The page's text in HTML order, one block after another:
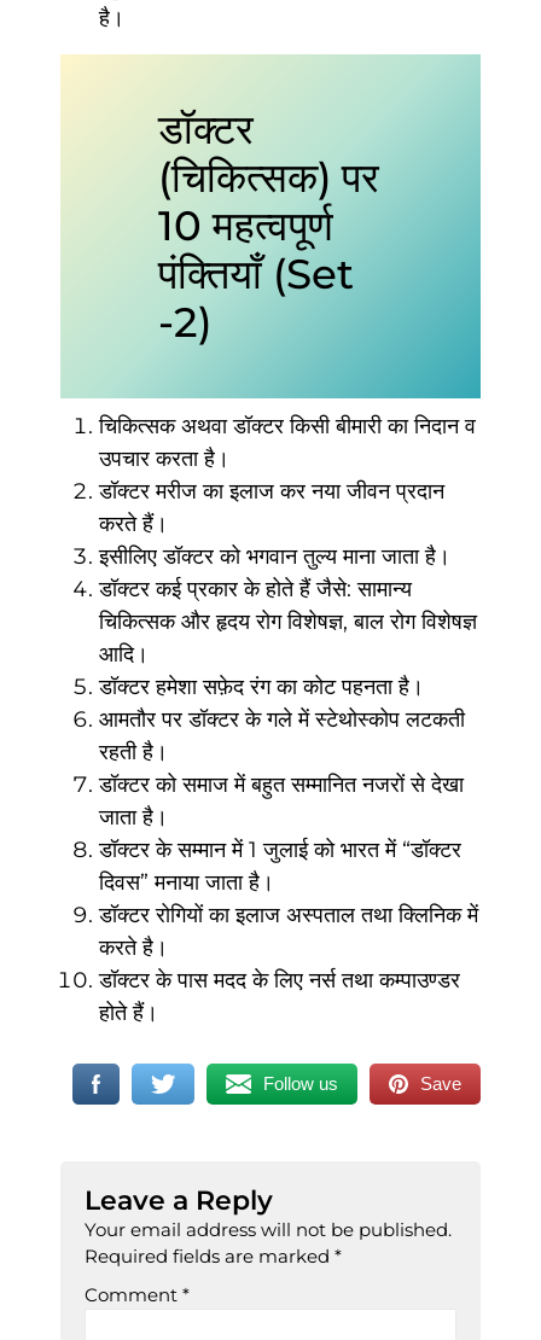
है।
डॉक्टर
(चिकित्सक) पर
10 महत्वपूर्ण
पंक्तियाँ (Set
-2)
चिकित्सक अथवा डॉक्टर किसी बीमारी का निदान व
उपचार करता है।
डॉक्टर मरीज का इलाज कर नया जीवन प्रदान
करते हैं।
इसीलिए डॉक्टर को भगवान तुल्य माना जाता है।
डॉक्टर कई प्रकार के होते हैं जैसे: सामान्य
चिकित्सक और हृदय रोग विशेषज्ञ, बाल रोग विशेषज्ञ
आदि।
डॉक्टर हमेशा सफ़ेद रंग का कोट पहनता है।
आमतौर पर डॉक्टर के गले में स्टेथोस्कोप लटकती
रहती है।
डॉक्टर को समाज में बहुत सम्मानित नजरों से देखा
जाता है।
डॉक्टर के सम्मान में 1 जुलाई को भारत में “डॉक्टर
दिवस” मनाया जाता है।
डॉक्टर रोगियों का इलाज अस्पताल तथा क्लिनिक में
करते है।
डॉक्टर के पास मदद के लिए नर्स तथा कम्पाउण्डर
होते हैं।
Follow us Save
Leave a Reply
Your email address will not be published.
Required fields are marked *
Comment *